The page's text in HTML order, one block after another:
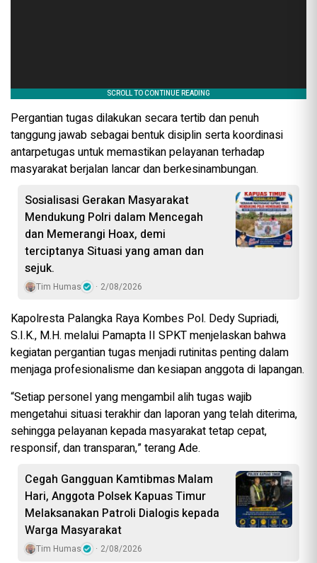
Pergantian tugas dilakukan secara tertib dan penuh
tanggung jawab sebagai bentuk disiplin serta koordinasi
antarpetugas untuk memastikan pelayanan terhadap
masyarakat berjalan lancar dan berkesinambungan.
Sosialisasi Gerakan Masyarakat
Mendukung Polri dalam Mencegah
dan Memerangi Hoax, demi
terciptanya Situasi yang aman dan
sejuk.
Tim Humas 2/08/2026
Kapolresta Palangka Raya Kombes Pol. Dedy Supriadi,
S.I.K., M.H. melalui Pamapta II SPKT menjelaskan bahwa
kegiatan pergantian tugas menjadi rutinitas penting dalam
menjaga profesionalisme dan kesiapan anggota di lapangan.
“Setiap personel yang mengambil alih tugas wajib
mengetahui situasi terakhir dan laporan yang telah diterima,
sehingga pelayanan kepada masyarakat tetap cepat,
responsif, dan transparan,” terang Ade.
Cegah Gangguan Kamtibmas Malam
Hari, Anggota Polsek Kapuas Timur
Melaksanakan Patroli Dialogis kepada
Warga Masyarakat
Tim Humas 2/08/2026